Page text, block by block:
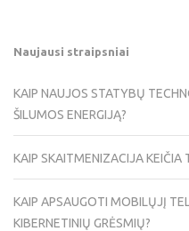
Naujausi straipsniai
KAIP NAUJOS STATYBŲ
ŠILUMOS ENERGIJĄ?
KAIP SKAITMENIZACIJA KEIČIA
KAIP APSAUGOTI MOBILŲJĮ
KIBERNETINIŲ GRĖSMIŲ?